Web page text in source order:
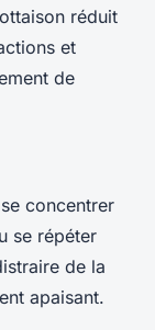
réduit
et
de
concentrer
se répéter
de la
apaisant.